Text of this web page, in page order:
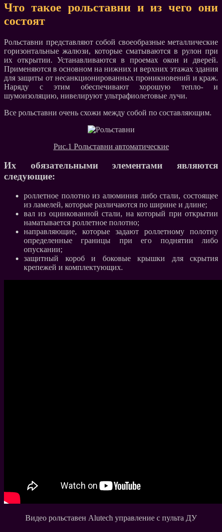
Что такое рольставни и из чего они
состоят
Рольставни представляют собой своеобразные металлические
горизонтальные жалюзи, которые сматываются в рулон при
их открытии. Устанавливаются в проемах окон и дверей.
Применяются в основном на нижних и верхних этажах здания
для защиты от несанкционированных проникновений и краж.
Наряду с этим обеспечивают хорошую тепло- и
шумоизоляцию, нивелируют ультрафиолетовые лучи.
Все рольставни очень схожи между собой по составляющим.
Рис.1 Рольставни автоматические
Их обязательными элементами являются
следующие:
роллетное полотно из алюминия либо стали, состоящее
из ламелей, которые различаются по ширине и длине;
вал из оцинкованной стали, на который при открытии
наматывается роллетное полотно;
направляющие, которые задают роллетному полотну
определенные границы при его поднятии либо
опускании;
защитный короб и боковые крышки для скрытия
крепежей и комплектующих.
Видео рольставен Alutech управление с пульта ДУ